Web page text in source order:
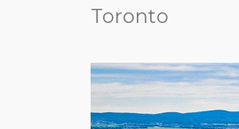
Toronto